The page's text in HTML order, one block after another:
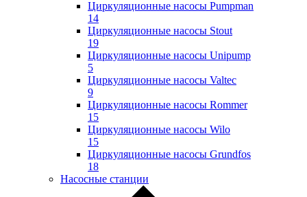
Циркуляционные насосы Pumpman
14
Циркуляционные насосы Stout
19
Циркуляционные насосы Unipump
5
Циркуляционные насосы Valtec
9
Циркуляционные насосы Rommer
15
Циркуляционные насосы Wilo
15
Циркуляционные насосы Grundfos
18
Насосные станции